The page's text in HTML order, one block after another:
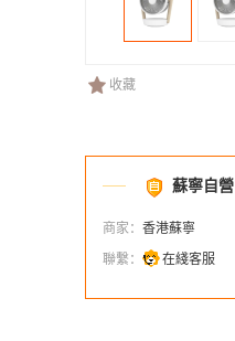
收藏
蘇寧自營
商家： 香港蘇寧
聯繫：
在綫客服